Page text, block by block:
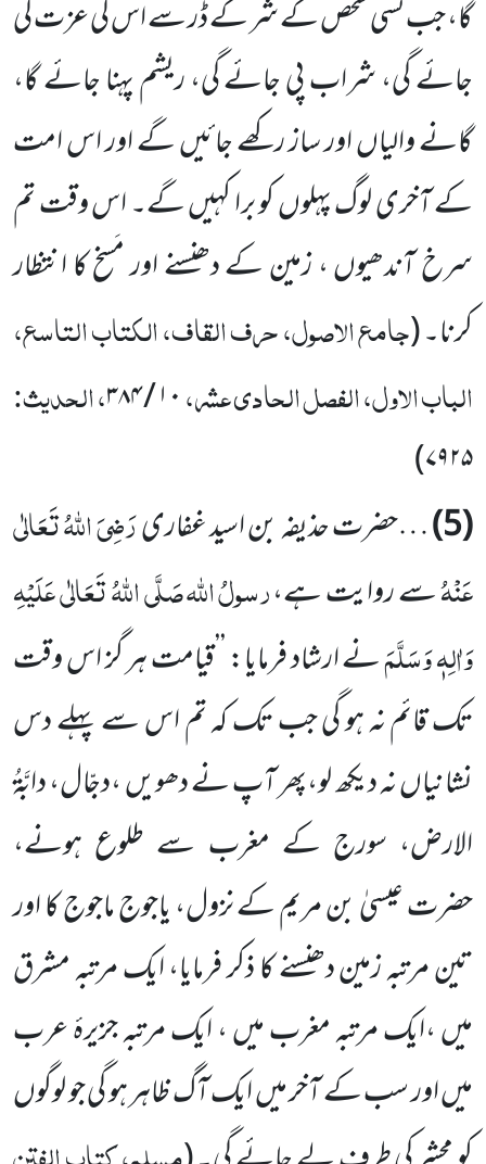
گا، جب کسی شخص کے شر کے ڈر سے اس کی عزت کی
جائے گی، شراب پی جائے گی، ریشم پہنا جائے گا،
گانے والیاں اور ساز رکھے جائیں گے اور اس امت
کے آخری لوگ پہلوں کو برا کہیں گے۔ اس وقت تم
سرخ آندھیوں ، زمین کے دھنسنے اور مَسخ کا انتظار
کرنا۔(جامع الاصول، حرف القاف، الکتاب التاسع،
الباب الاول، الفصل الحادی عشر،۱۰/۳۸۴، الحدیث:
۷۹۲۵)
(
5
)…حضرت حذیفہ بن اسید غفاریرَضِیَ اللہُ تَعَالٰی
عَنْہُسے روایت ہے،رسولُ اللہصَلَّی اللہُ تَعَالٰی عَلَیْہِ
وَاٰلِہٖ وَسَلَّمَنے ارشاد فرمایا: ’’قیامت ہر گز اس وقت
تک قائم نہ ہو گی جب تک کہ تم اس سے پہلے دس
نشانیاں نہ دیکھ لو،پھر آپ نے دھویں ،دجّال، دابَّۃُ
الارض، سورج کے مغرب سے طلوع ہونے،
حضرت عیسیٰ بن مریم کے نزول، یاجوج ماجوج کا اور
تین مرتبہ زمین دھنسنے کا ذکر فرمایا، ایک مرتبہ مشرق
میں ،ایک مرتبہ مغرب میں ، ایک مرتبہ جزیرۂ عرب
میں اور سب کے آخر میں ایک آگ ظاہر ہو گی جو لوگوں